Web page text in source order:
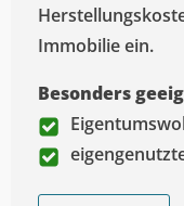
Immobilie ein.
Besonders